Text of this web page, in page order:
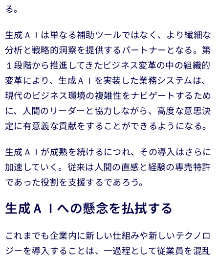
る。
生成ＡＩは単なる補助ツールではなく、より繊細な
分析と戦略的洞察を提供するパートナーとなる。第
１段階から推進してきたビジネス変革の中の組織的
変革により、生成ＡＩを実装した業務システムは、
現代のビジネス環境の複雑性をナビゲートするため
に、人間のリーダーと協力しながら、高度な意思決
定に有意義な貢献をすることができるようになる。
生成ＡＩが成熟を続けるにつれ、その導入はさらに
加速していく。従来は人間の直感と経験の専売特許
であった役割を支援するであろう。
生成ＡＩへの懸念を払拭する
これまでも企業内に新しい仕組みや新しいテクノロ
ジーを導入することは、一過程として従業員を混乱